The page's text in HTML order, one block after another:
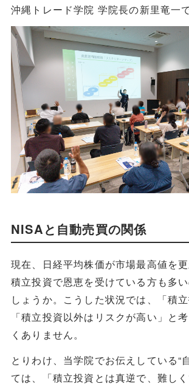
沖縄トレード学院 学院長の新里竜一で
NISAと自動売買の関係
現在、日経平均株価が市場最高値を
積立投資で恩恵を受けている方も多
しょうか。こうした状況では、「積立
「積立投資以外はリスクが高い」と
くありません。
とりわけ、当学院でお伝えしている“
ては、「積立投資とは真逆で、難し